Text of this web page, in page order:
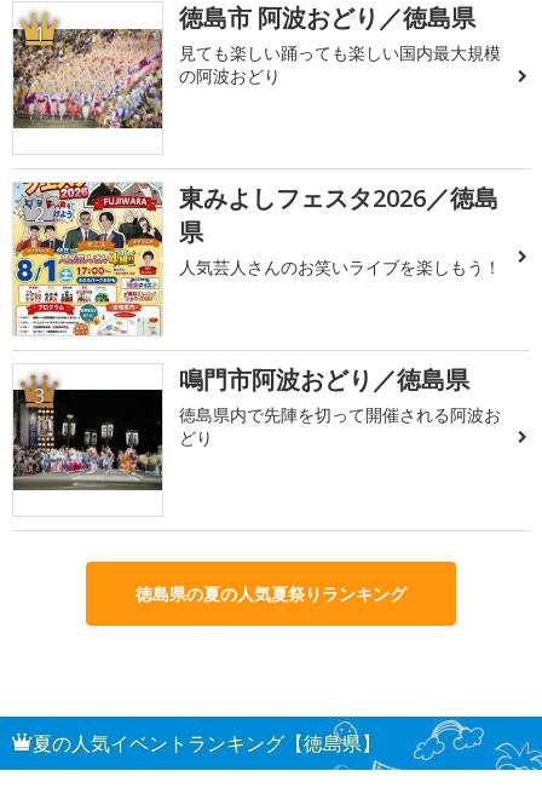
1 徳島市 阿波おどり／徳島県
見ても楽しい踊っても楽しい国内最大規模
の阿波おどり
2
東みよしフェスタ2026／徳島
県
人気芸人さんのお笑いライブを楽しもう！
3 鳴門市阿波おどり／徳島県
徳島県内で先陣を切って開催される阿波お
どり
徳島県の夏の人気夏祭りランキング
夏の人気イベントランキング【徳島県】